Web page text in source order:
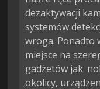
dezaktywacji
systemów
wroga. Ponadto
miejsce na
gadżetów jak:
okolicy,